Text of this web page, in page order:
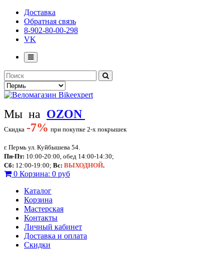
Доставка
Обратная связь
8-902-80-00-298
VK
Мы на OZON
Скидка -7% при покупке 2-х покрышек
г. Пермь ул. Куйбышева 54.
Пн-Пт: 10:00-20:00, обед 14:00-14:30;
Сб: 12:00-19:00; Вс: ВЫХОДНОЙ.
0 Корзина: 0 руб
Каталог
Корзина
Мастерская
Контакты
Личный кабинет
Доставка и оплата
Скидки